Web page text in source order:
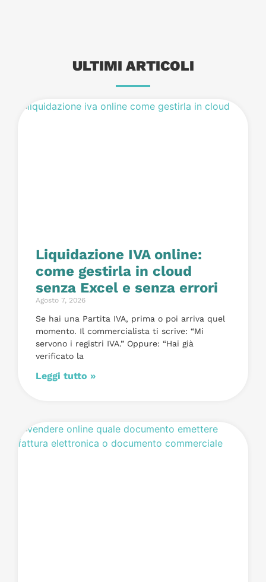
ULTIMI ARTICOLI
Liquidazione IVA online:
come gestirla in cloud
senza Excel e senza errori
Agosto 7, 2026
Se hai una Partita IVA, prima o poi arriva quel
momento. Il commercialista ti scrive: “Mi
servono i registri IVA.” Oppure: “Hai già
verificato la
Leggi tutto »